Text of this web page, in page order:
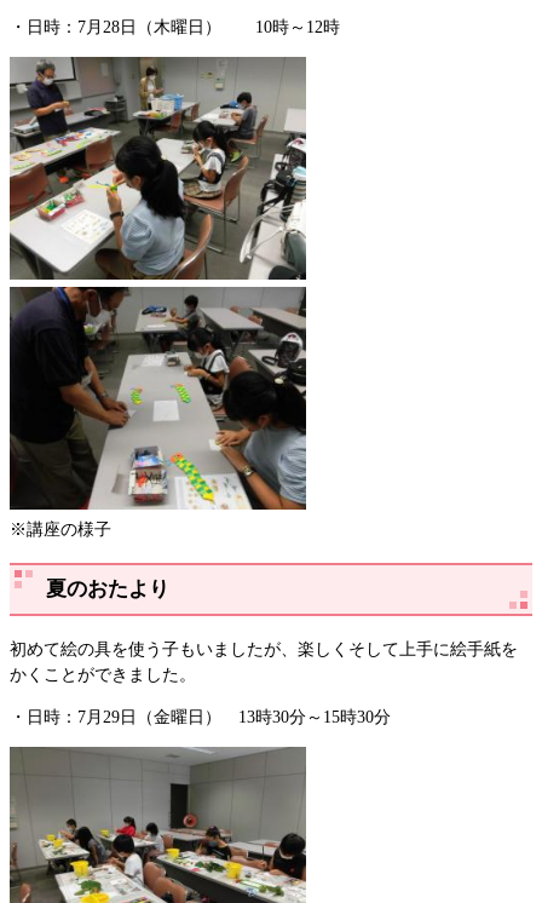
・日時：7月28日（木曜日） 10時～12時
※講座の様子
夏のおたより
初めて絵の具を使う子もいましたが、楽しくそして上手に絵手紙を
かくことができました。
・日時：7月29日（金曜日） 13時30分～15時30分